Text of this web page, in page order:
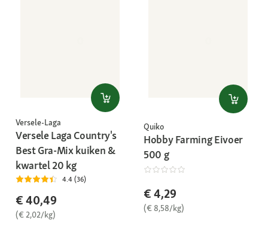
Versele-Laga
Versele Laga Country's
Best Gra-Mix kuiken &
kwartel 20 kg
4.4 (36)
€ 40,49
(€ 2,02/kg)
Quiko
Hobby Farming Eivoer
500 g
€ 4,29
(€ 8,58/kg)